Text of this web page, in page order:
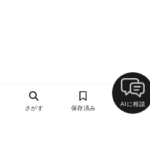
さがす 保存済み
AIに相談